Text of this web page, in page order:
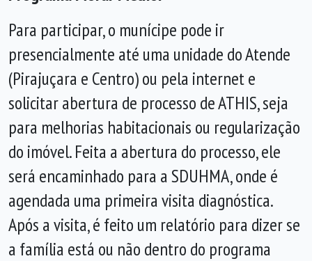
Para participar, o munícipe pode ir
presencialmente até uma unidade do Atende
(Pirajuçara e Centro) ou pela internet e
solicitar abertura de processo de ATHIS, seja
para melhorias habitacionais ou regularização
do imóvel. Feita a abertura do processo, ele
será encaminhado para a SDUHMA, onde é
agendada uma primeira visita diagnóstica.
Após a visita, é feito um relatório para dizer se
a família está ou não dentro do programa